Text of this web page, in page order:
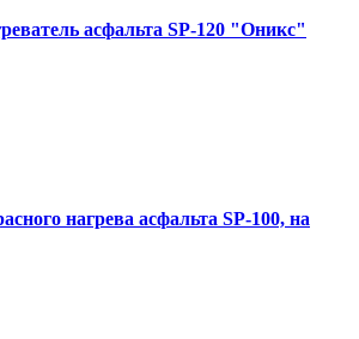
асфальта SP-120 "Оникс"
нагрева асфальта SP-100, на